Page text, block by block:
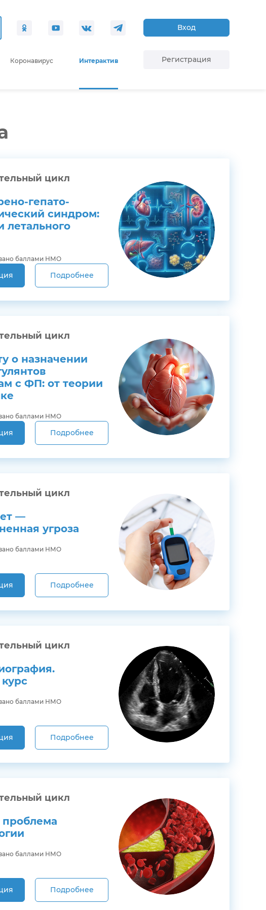
Вход
Коронавирус Интерактив Регистрация
цикл
гепато-
синдром:
летального
баллами НМО
Подробнее
цикл
о назначении
с ФП: от теории
баллами НМО
Подробнее
цикл
—
угроза
баллами НМО
Подробнее
цикл
баллами НМО
Подробнее
цикл
баллами НМО
Подробнее